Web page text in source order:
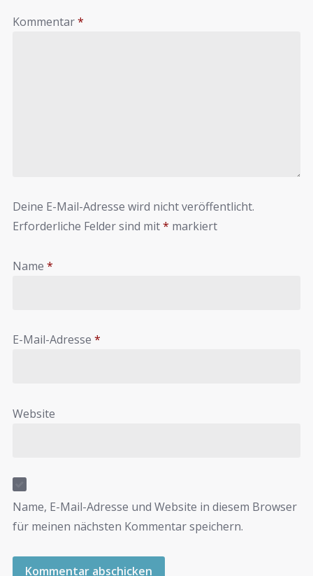
Kommentar*
Deine E-Mail-Adresse wird nicht veröffentlicht.
Erforderliche Felder sind mit* markiert
Name *
E-Mail-Adresse *
Website
Name, E-Mail-Adresse und Website in diesem Browser
für meinen nächsten Kommentar speichern.